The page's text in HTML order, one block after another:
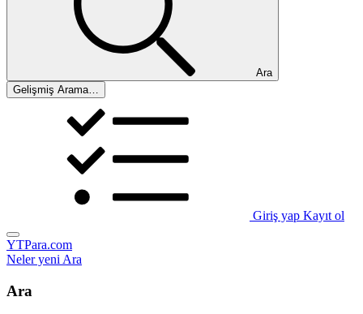
Ara
Gelişmiş Arama…
Giriş yap Kayıt ol
YTPara.com
Neler yeniAra
Ara